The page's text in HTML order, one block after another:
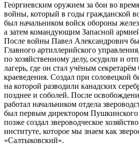
Георгиевским оружием за бои во
войны, который в годы гражданской
был начальником войск обороны
а затем командующим Запасной
После войны Павел Александрович
Главного артиллерийского
по хозяйственному делу, осудили и
лагерь, где он стал учёным
краеведения. Создал при соловецкой
на которой разводили канадских
позднее и соболей. После
работал начальником отдела
был первым директором Пушкинского
позже создал звероводческое
институте, которое мы знаем как
«Салтыковский».